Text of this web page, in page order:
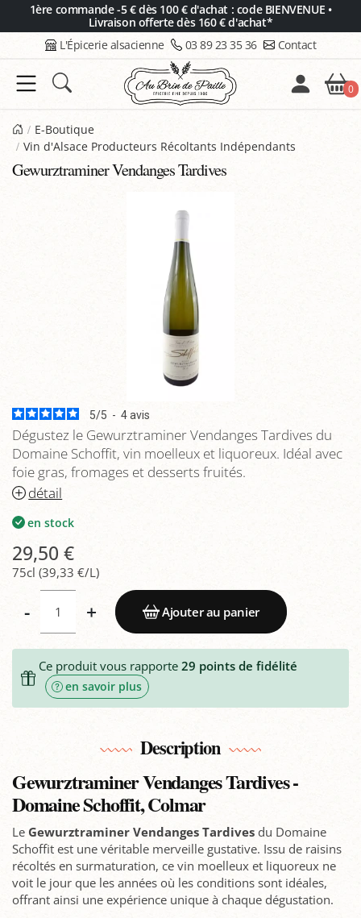
1ère commande -5 € dès 100 € d'achat : code BIENVENUE •
Livraison offerte dès 160 € d'achat*
L'Épicerie alsacienne 03 89 23 35 36 Contact
0
E-Boutique
Vin d'Alsace Producteurs Récoltants Indépendants
Gewurztraminer Vendanges Tardives
5/5 - 4avis
Dégustez le Gewurztraminer Vendanges Tardives du
Domaine Schoffit, vin moelleux et liquoreux. Idéal avec
foie gras, fromages et desserts fruités.
détail
en stock
29,50 €
75cl (39,33 €/L)
- + Ajouter au panier
Ce produit vous rapporte29 points de fidélité
en savoir plus
Description
Gewurztraminer Vendanges Tardives -
Domaine Schoffit, Colmar
Le Gewurztraminer Vendanges Tardives du Domaine
Schoffit est une véritable merveille gustative. Issu de raisins
récoltés en surmaturation, ce vin moelleux et liquoreux ne
voit le jour que les années où les conditions sont idéales,
offrant ainsi une expérience unique à chaque dégustation.
Panneau de gestion des cookies